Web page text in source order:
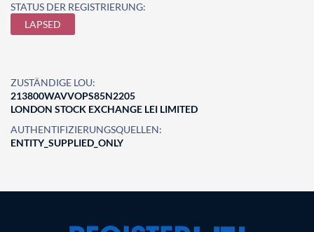
STATUS DER REGISTRIERUNG:
LAPSED
ZUSTÄNDIGE LOU:
213800WAVVOPS85N2205
LONDON STOCK EXCHANGE LEI LIMITED
AUTHENTIFIZIERUNGSQUELLEN:
ENTITY_SUPPLIED_ONLY